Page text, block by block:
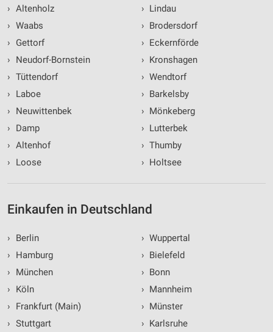
› Altenholz
› Waabs
›
Gettorf
›
Neudorf-Bornstein
› Tüttendorf
›
Laboe
›
Neuwittenbek
›
Damp
› Altenhof
›
Loose
› Lindau
› Brodersdorf
› Eckernförde
› Kronshagen
› Wendtorf
› Barkelsby
› Mönkeberg
› Lutterbek
› Thumby
› Holtsee
Einkaufen in Deutschland
›
Berlin
›
Hamburg
›
München
›
Köln
›
Frankfurt (Main)
› Stuttgart
› Wuppertal
› Bielefeld
› Bonn
› Mannheim
› Münster
› Karlsruhe